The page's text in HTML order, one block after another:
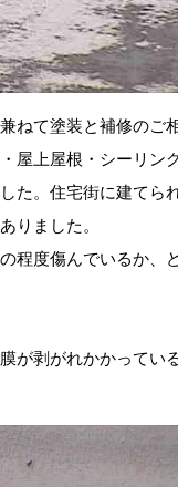
ねて塗装と補修のご
屋上屋根・シーリン
た。住宅街に建てら
りました。
程度傷んでいるか、
が剥がれかかってい